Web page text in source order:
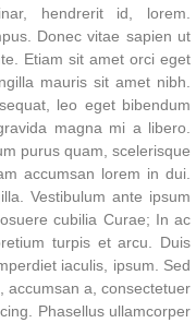
hendrerit id, lorem.
Donec vitae sapien ut
Etiam sit amet orci eget
mauris sit amet nibh.
leo eget bibendum
magna mi a libero.
purus quam, scelerisque
accumsan lorem in dui.
Vestibulum ante ipsum
cubilia Curae; In ac
turpis et arcu. Duis
iaculis, ipsum. Sed
accumsan a, consectetuer
Phasellus ullamcorper